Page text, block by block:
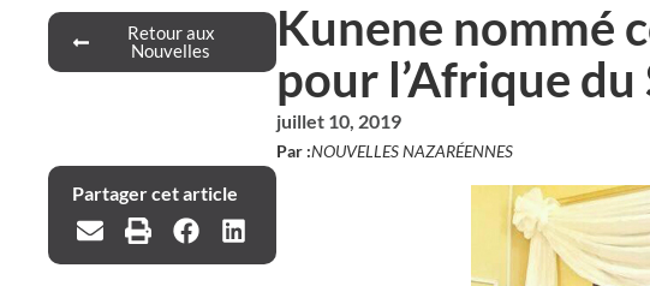
Retour aux
Nouvelles
Kunene nommé
pour l’Afrique du
juillet 10, 2019
Par :NOUVELLES NAZARÉENNES
Partager cet article